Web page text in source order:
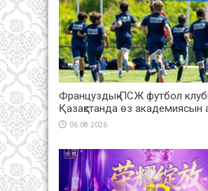
Француздық ПСЖ футбол
Қазақстанда өз
06.08.2026